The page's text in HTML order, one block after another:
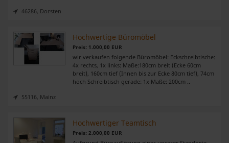
46286, Dorsten
Hochwertige Büromöbel
Preis: 1.000,00 EUR
wir verkaufen folgende Büromöbel: Eckschreibtische:
4x rechts, 1x links: Maße:180cm breit (Ecke 60cm
breit), 160cm tief (Innen bis zur Ecke 80cm tief), 74cm
hoch Schreibtisch gerade: 1x Maße: 200cm ..
55116, Mainz
Hochwertiger Teamtisch
Preis: 2.000,00 EUR